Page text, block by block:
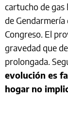
cartucho de
de
Congreso. El
gravedad que
prolongada.
evolución es
hogar no